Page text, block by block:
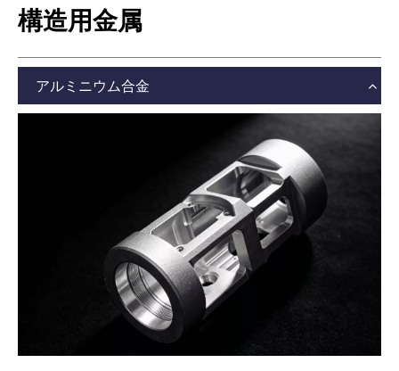
構造用金属
アルミニウム合金